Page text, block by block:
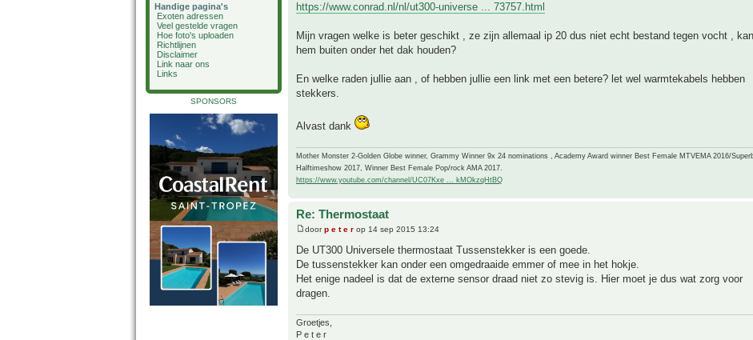
Handige pagina's
Exoten adressen
Veel gestelde vragen
Hoe foto's uploaden
Richtlijnen
Disclaimer
Link naar ons
Links
SPONSORS
https://www.conrad.nl/nl/ut300-universe ... 73757.html
Mijn vragen welke is beter geschikt , ze zijn allemaal ip 20 dus niet echt bestand tegen vocht ,
hem buiten onder het dak houden?
En welke raden jullie aan , of hebben jullie een link met een betere? let wel warmtekabels hebben
stekkers.
Alvast dank
Mother Monster 2-Golden Globe winner, Grammy Winner 9x 24 nominations , Academy Award winner Best Female MTVEMA 2016/
Halftimeshow 2017, Winner Best Female Pop/rock AMA 2017.
https://www.youtube.com/channel/UC07Kxe ... kMOkzqHtBQ
Re: Thermostaat
doorp e t e r op 14 sep 2015 13:24
De UT300 Universele thermostaat Tussenstekker is een goede.
De tussenstekker kan onder een omgedraaide emmer of mee in het hokje.
Het enige nadeel is dat de externe sensor draad niet zo stevig is. Hier moet je dus wat zorg voor
dragen.
Groetjes,
P e t e r